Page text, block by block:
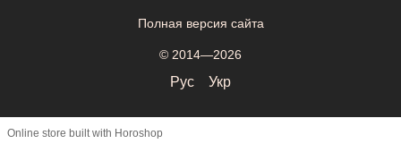
Полная версия сайта
© 2014—2026
Рус Укр
Online store built with Horoshop